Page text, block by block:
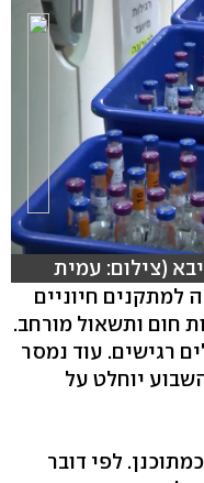
(צילום: עמית
חיוניים
חום ותשאול מורחב.
רגישים. עוד נמסר
יוחלט על
לפי דובר